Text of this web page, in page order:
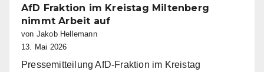
eine
gesegnete
Christi
AfD Fraktion im Kreistag Miltenberg
nimmt Arbeit auf
von Jakob Hellemann
13. Mai 2026
Pressemitteilung AfD-Fraktion im Kreistag